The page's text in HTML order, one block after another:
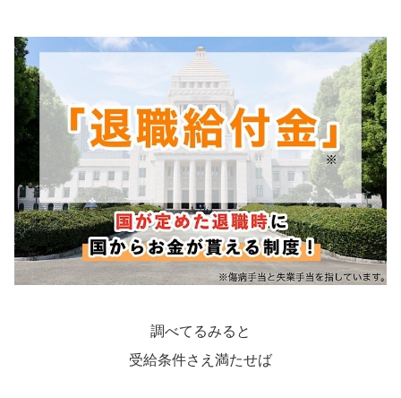
調べてるみると
受給条件さえ満たせば